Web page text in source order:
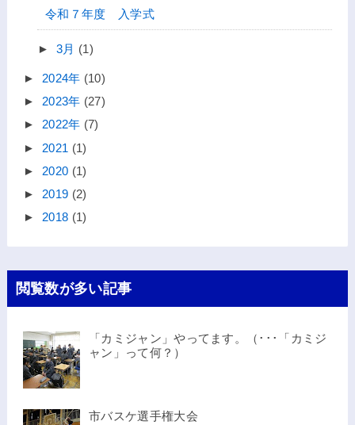
令和７年度 入学式
► 3月 (1)
► 2024年 (10)
► 2023年 (27)
► 2022年 (7)
► 2021 (1)
► 2020 (1)
► 2019 (2)
► 2018 (1)
閲覧数が多い記事
「カミジャン」やってます。（･･･「カミジ
ャン」って何？）
市バスケ選手権大会